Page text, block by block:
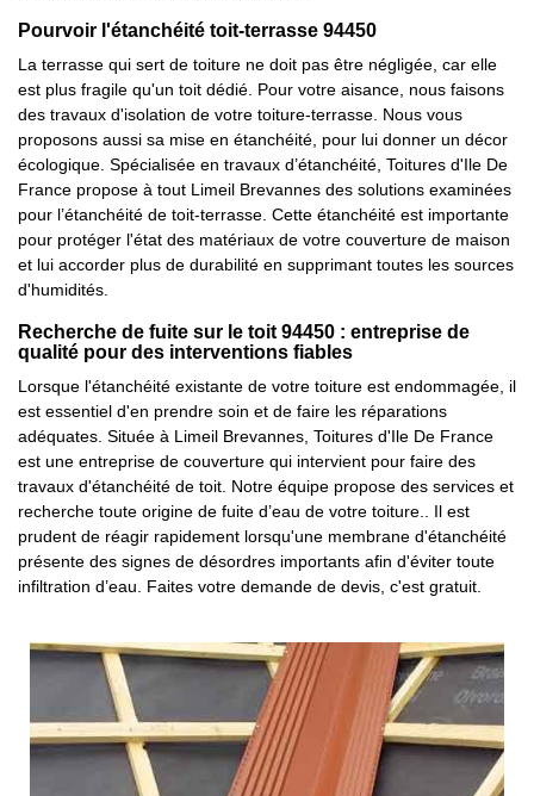
Pourvoir l'étanchéité toit-terrasse 94450
La terrasse qui sert de toiture ne doit pas être négligée, car elle
est plus fragile qu'un toit dédié. Pour votre aisance, nous faisons
des travaux d'isolation de votre toiture-terrasse. Nous vous
proposons aussi sa mise en étanchéité, pour lui donner un décor
écologique. Spécialisée en travaux d’étanchéité, Toitures d'Ile De
France propose à tout Limeil Brevannes des solutions examinées
pour l’étanchéité de toit-terrasse. Cette étanchéité est importante
pour protéger l'état des matériaux de votre couverture de maison
et lui accorder plus de durabilité en supprimant toutes les sources
d'humidités.
Recherche de fuite sur le toit 94450 : entreprise de
qualité pour des interventions fiables
Lorsque l'étanchéité existante de votre toiture est endommagée, il
est essentiel d'en prendre soin et de faire les réparations
adéquates. Située à Limeil Brevannes, Toitures d'Ile De France
est une entreprise de couverture qui intervient pour faire des
travaux d'étanchéité de toit. Notre équipe propose des services et
recherche toute origine de fuite d’eau de votre toiture.. Il est
prudent de réagir rapidement lorsqu'une membrane d'étanchéité
présente des signes de désordres importants afin d'éviter toute
infiltration d’eau. Faites votre demande de devis, c'est gratuit.